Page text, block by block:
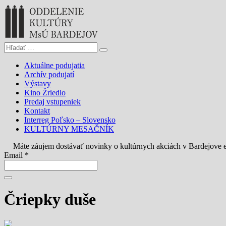
Aktuálne podujatia
Archív podujatí
Výstavy
Kino Žriedlo
Predaj vstupeniek
Kontakt
Interreg Poľsko – Slovensko
KULTÚRNY MESAČNÍK
Máte záujem dostávať novinky o kultúrnych akciách v Bardejove
Email *
Čriepky duše